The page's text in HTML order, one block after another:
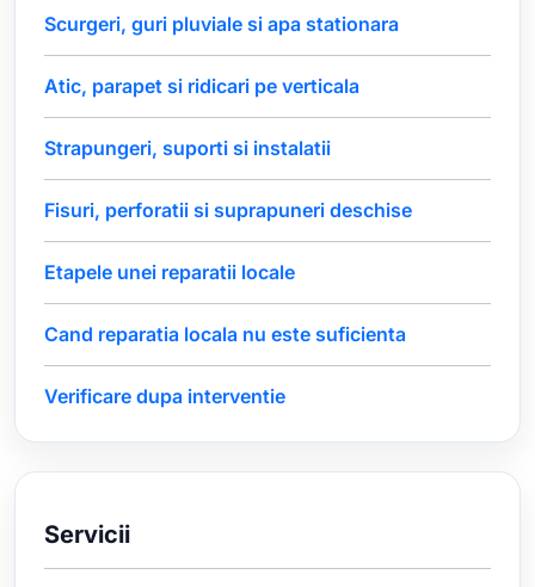
Scurgeri, guri pluviale si apa stationara
Atic, parapet si ridicari pe verticala
Strapungeri, suporti si instalatii
Fisuri, perforatii si suprapuneri deschise
Etapele unei reparatii locale
Cand reparatia locala nu este suficienta
Verificare dupa interventie
Servicii